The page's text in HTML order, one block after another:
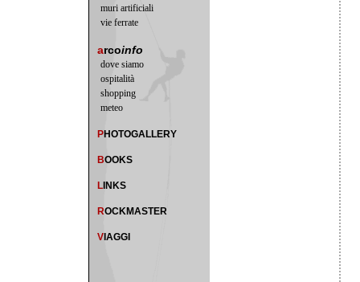
muri artificiali
vie ferrate
arcoinfo
dove siamo
ospitalità
shopping
meteo
PHOTOGALLERY
BOOKS
L INKS
ROCKMASTER
V IAGGI